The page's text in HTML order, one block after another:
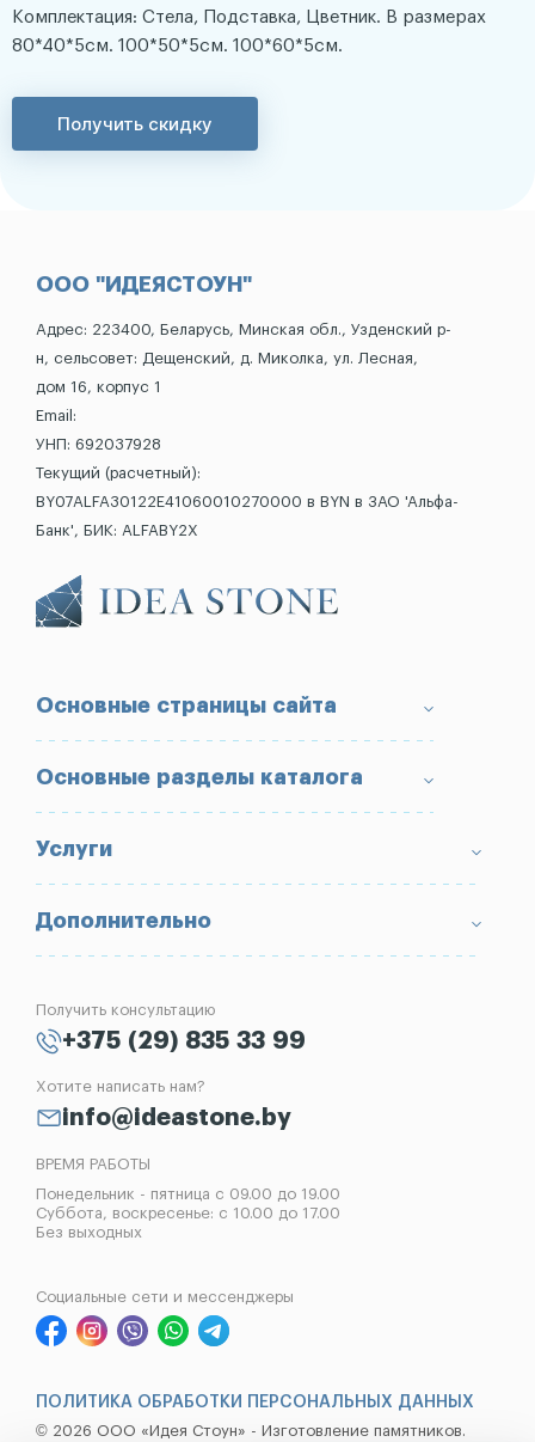
Комплектация: Стела, Подставка, Цветник. В размерах
80*40*5см. 100*50*5см. 100*60*5см.
Получить скидку
ООО "ИДЕЯСТОУН"
Адрес: 223400, Беларусь, Минская обл., Узденский р-
н, сельсовет: Дещенский, д. Миколка, ул. Лесная,
дом 16, корпус 1
Email:
УНП: 692037928
Текущий (расчетный):
BY07ALFA30122E41060010270000 в BYN в ЗАО 'Альфа-
Банк', БИК: ALFABY2X
Основные страницы сайта
О компании
Доставка и оплата
Условия возврата товара
Портфолио
Вопрос-Ответ
Блог
Контакты
Основные разделы каталога
Памятники
Ограды
Надгробные плиты
Вазы
Услуги
Благоустройство могил
Изготовление памятников
Рассрочка на памятник
Реставрация памятников
Демонтаж памятников
Дополнительно
Получить консультацию
+375 (29) 835 33 99
Хотите написать нам?
info@ideastone.by
ВРЕМЯ РАБОТЫ
Понедельник - пятница с 09.00 до 19.00
Суббота, воскресенье: с 10.00 до 17.00
Без выходных
Социальные сети и мессенджеры
© 2026 ООО «Идея Стоун» - Изготовление памятников.
ПОЛИТИКА ОБРАБОТКИ ПЕРСОНАЛЬНЫХ ДАННЫХ